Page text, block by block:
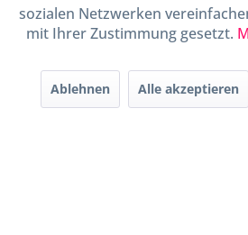
Handel mit BIO-Weinen
durch DE-ÖKO-009
sozialen Netzwerken
mit Ihrer Zustimmung gesetzt.
Ablehnen Alle akzeptieren